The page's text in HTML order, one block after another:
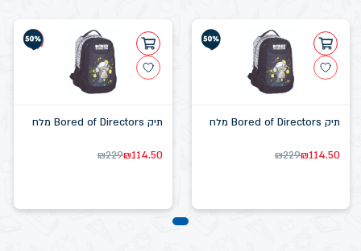
תיק Bored of Directors מלח
₪229₪114.50
תיק Bored of Directors מלח
₪229₪114.50